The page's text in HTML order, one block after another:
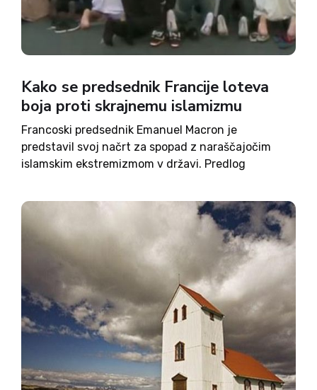
Kako se predsednik Francije loteva
boja proti skrajnemu islamizmu
Francoski predsednik Emanuel Macron je
predstavil svoj načrt za spopad z naraščajočim
islamskim ekstremizmom v državi. Predlog
nad šolanjem na domu, financiranje mošej iz
tujine ter prepoved, da bi na delo v Francijo
prihajali tuji...